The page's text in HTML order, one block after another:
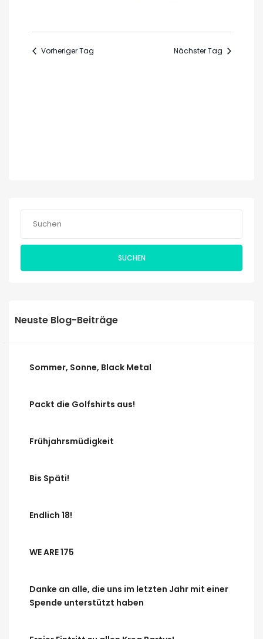
Vorheriger Tag Nächster Tag
SUCHEN
Neuste Blog-Beiträge
Sommer, Sonne, Black Metal
Packt die Golfshirts aus!
Frühjahrsmüdigkeit
Bis Späti!
Endlich 18!
WE ARE 175
Danke an alle, die uns im letzten Jahr mit einer
Spende unterstützt haben